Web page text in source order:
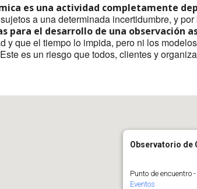
es una actividad completamente
a una determinada incertidumbre, y por
para el desarrollo de una observación
y que el tiempo lo impida, pero ni los
es un riesgo que todos, clientes y
Observatorio de
Punto de encuentro
Eventos